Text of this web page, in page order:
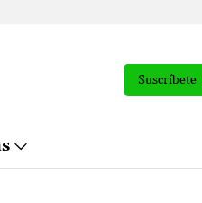
Suscríbete